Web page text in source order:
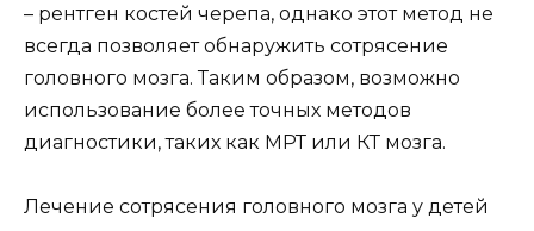
– рентген костей черепа, однако этот метод не
всегда позволяет обнаружить сотрясение
головного мозга. Таким образом, возможно
использование более точных методов
диагностики, таких как МРТ или КТ мозга.
Лечение сотрясения головного мозга у детей